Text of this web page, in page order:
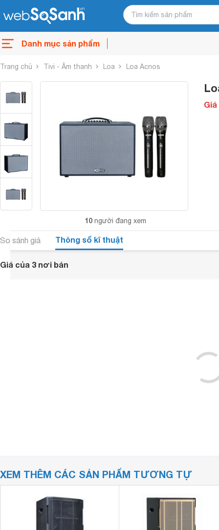
Danh mục sản phẩm
Trang chủ Tivi - Âm thanh Loa Loa Acnos
10 người đang xem
Giá
So sánh giá Thông số kĩ thuật
Giá của 3 nơi bán
XEM THÊM CÁC SẢN PHẨM TƯƠNG TỰ